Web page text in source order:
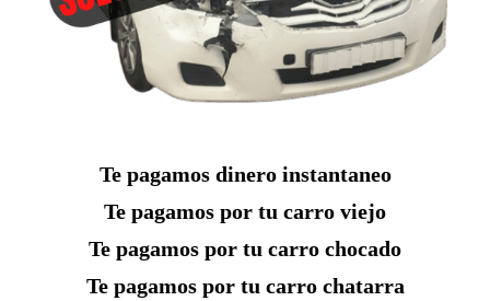
Te pagamos dinero instantaneo
Te pagamos por tu carro viejo
Te pagamos por tu carro chocado
Te pagamos por tu carro chatarra